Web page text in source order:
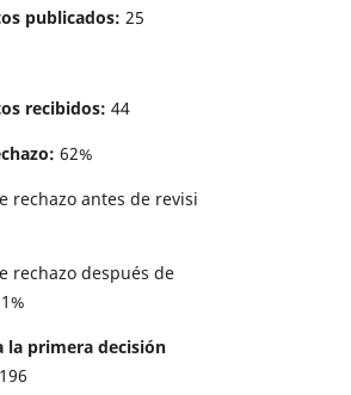
publicados: 25
recibidos: 44
62%
antes de revisi
después de
la primera decisión
196